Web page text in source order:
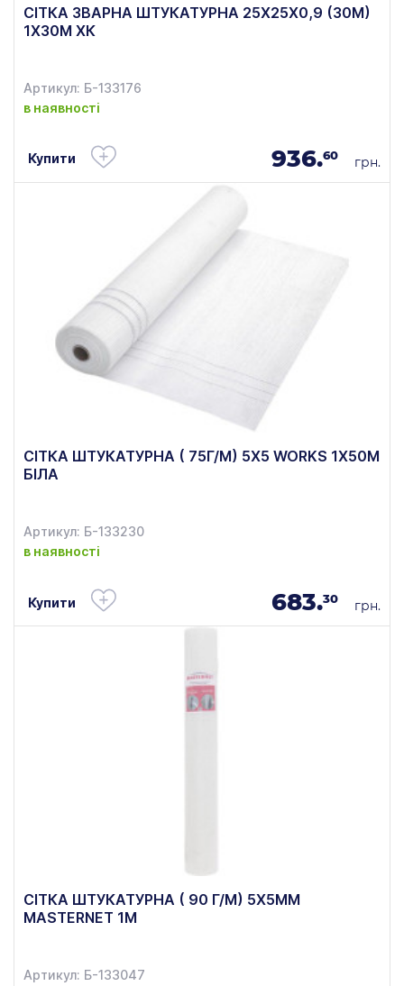
СІТКА ЗВАРНА ШТУКАТУРНА 25Х25Х0,9 (30М)
1Х30М ХК
Артикул: Б-133176
в наявності
Купити 936.60 грн.
СІТКА ШТУКАТУРНА ( 75Г/М) 5Х5 WORKS 1Х50М
БІЛА
Артикул: Б-133230
в наявності
Купити 683.30 грн.
СІТКА ШТУКАТУРНА ( 90 Г/М) 5Х5ММ
MASTERNET 1М
Артикул: Б-133047